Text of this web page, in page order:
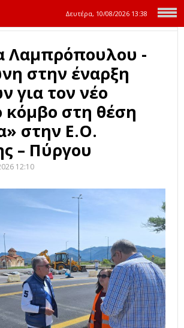
Δευτέρα, 10/08/2026 13:38
Λαμπρόπουλου -
στην έναρξη
για τον νέο
κόμβο στη θέση
στην Ε.Ο.
– Πύργου
12:10